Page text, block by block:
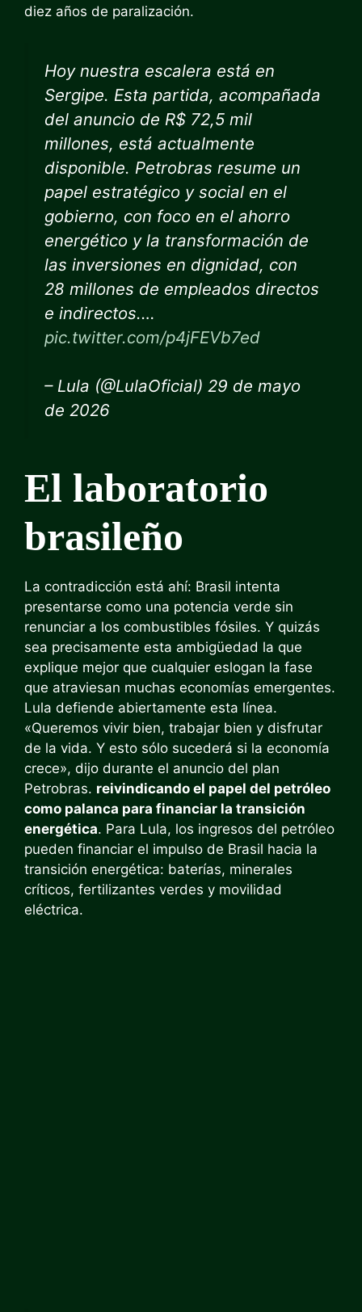
diez años de paralización.
Hoy nuestra escalera está en
Sergipe. Esta partida, acompañada
del anuncio de R$ 72,5 mil
millones, está actualmente
disponible. Petrobras resume un
papel estratégico y social en el
gobierno, con foco en el ahorro
energético y la transformación de
las inversiones en dignidad, con
28 millones de empleados directos
e indirectos.…
pic.twitter.com/p4jFEVb7ed
– Lula (@LulaOficial) 29 de mayo
de 2026
El laboratorio
brasileño
La contradicción está ahí: Brasil intenta
presentarse como una potencia verde sin
renunciar a los combustibles fósiles. Y quizás
sea precisamente esta ambigüedad la que
explique mejor que cualquier eslogan la fase
que atraviesan muchas economías emergentes.
Lula defiende abiertamente esta línea.
«Queremos vivir bien, trabajar bien y disfrutar
de la vida. Y esto sólo sucederá si la economía
crece», dijo durante el anuncio del plan
Petrobras. reivindicando el papel del petróleo
como palanca para financiar la transición
energética. Para Lula, los ingresos del petróleo
pueden financiar el impulso de Brasil hacia la
transición energética: baterías, minerales
críticos, fertilizantes verdes y movilidad
eléctrica.